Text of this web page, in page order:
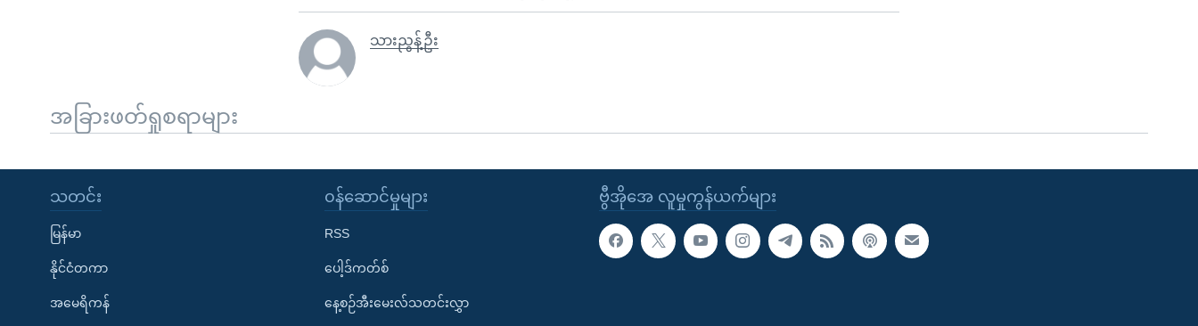
သားညွန့်ဦး
အခြားဖတ်ရှုစရာများ
ဗွီအိုအေ လူမှုကွန်ယက်များ
သတင်း
မြန်မာ
နိုင်ငံတကာ
အမေရိကန်
၀န်ဆောင်မှုများ
RSS
ပေါ့ဒ်ကတ်စ်
နေ့စဉ်အီးမေးလ်သတင်းလွှာ